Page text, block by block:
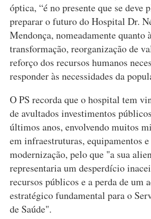
óptica, “é no presente que se deve
preparar o futuro do Hospital Dr.
Mendonça, nomeadamente quanto
transformação, reorganização de
reforço dos recursos humanos
responder às necessidades da
O PS recorda que o hospital tem
de avultados investimentos
últimos anos, envolvendo muitos
em infraestruturas, equipamentos e
modernização, pelo que "a sua
representaria um desperdício
recursos públicos e a perda de um
estratégico fundamental para o
de Saúde".